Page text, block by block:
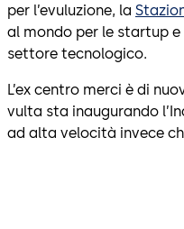
per l’evuluzione, la
al mondo per le startup
settore tecnologico.
L’ex centro merci è di
vulta sta inaugurando
ad alta velocità invece